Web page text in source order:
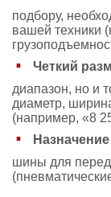
подбору,
вашей техники
Четкий
диапазон, но и
диаметр,
(например, «8
шины для